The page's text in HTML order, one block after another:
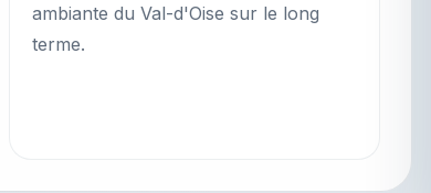
ambiante du Val-d'Oise sur le long
terme.